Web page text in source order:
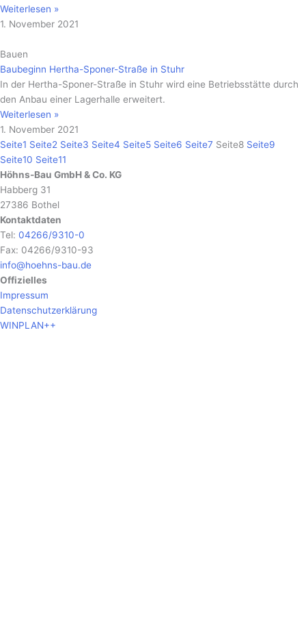
Weiterlesen »
1. November 2021
Bauen
Baubeginn Hertha-Sponer-Straße in Stuhr
In der Hertha-Sponer-Straße in Stuhr wird eine Betriebsstätte durch
den Anbau einer Lagerhalle erweitert.
Weiterlesen »
1. November 2021
Seite1 Seite2 Seite3 Seite4 Seite5 Seite6 Seite7 Seite8 Seite9
Seite10 Seite11
Höhns-Bau GmbH & Co. KG
Habberg 31
27386 Bothel
Kontaktdaten
Tel: 04266/9310-0
Fax: 04266/9310-93
info@hoehns-bau.de
Offizielles
Impressum
Datenschutzerklärung
WINPLAN++